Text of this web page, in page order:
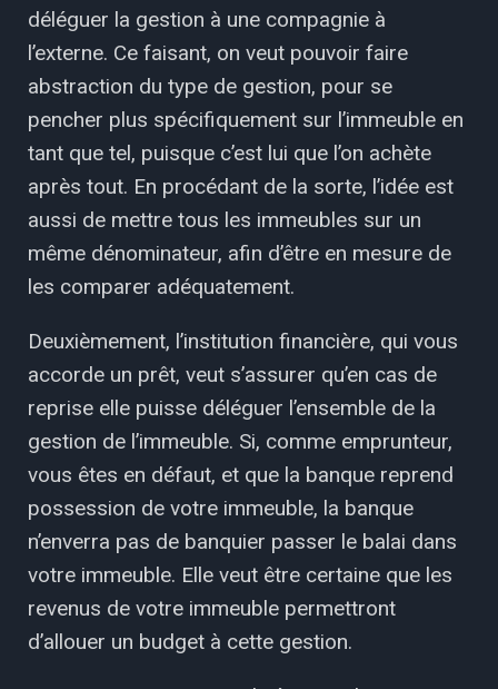
déléguer la gestion à une compagnie à
l’externe. Ce faisant, on veut pouvoir faire
abstraction du type de gestion, pour se
pencher plus spécifiquement sur l’immeuble en
tant que tel, puisque c’est lui que l’on achète
après tout. En procédant de la sorte, l’idée est
aussi de mettre tous les immeubles sur un
même dénominateur, afin d’être en mesure de
les comparer adéquatement.
Deuxièmement, l’institution financière, qui vous
accorde un prêt, veut s’assurer qu’en cas de
reprise elle puisse déléguer l’ensemble de la
gestion de l’immeuble. Si, comme emprunteur,
vous êtes en défaut, et que la banque reprend
possession de votre immeuble, la banque
n’enverra pas de banquier passer le balai dans
votre immeuble. Elle veut être certaine que les
revenus de votre immeuble permettront
d’allouer un budget à cette gestion.